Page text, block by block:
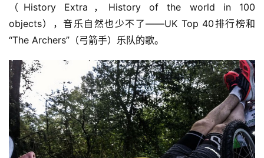
比
赛
察
装
备
训
（History Extra，History of the world in 100
objects），音乐自然也少不了——UK Top 40排行榜和
“The Archers”（弓箭手）乐队的歌。